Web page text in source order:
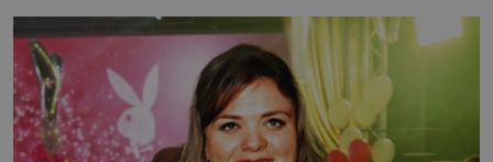
Tragédii o Macbethovi. Napsal ji pro krále Jakuba I., jenž
v roce 1603 vystřídal